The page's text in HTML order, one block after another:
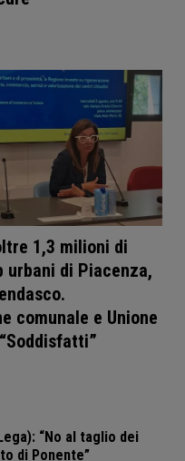
1,3 milioni di
urbani di Piacenza,
comunale e Unione
“No al taglio dei
di Ponente”